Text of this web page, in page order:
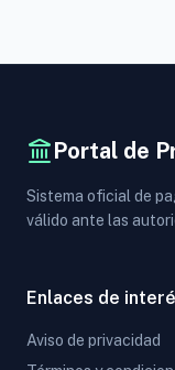
Portal de
Sistema oficial de
válido ante las
Enlaces de
Aviso de privacidad